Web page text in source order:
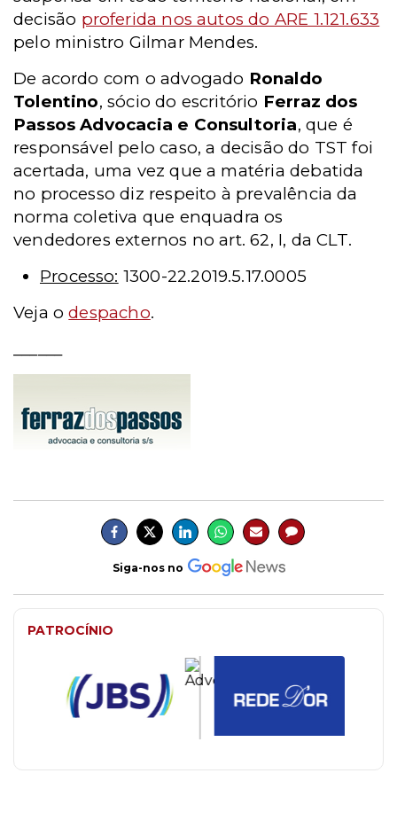
decisão proferida nos autos do ARE 1.121.633
pelo ministro Gilmar Mendes.
De acordo com o advogado Ronaldo
Tolentino, sócio do escritório Ferraz dos
Passos Advocacia e Consultoria, que é
responsável pelo caso, a decisão do TST foi
acertada, uma vez que a matéria debatida
no processo diz respeito à prevalência da
norma coletiva que enquadra os
vendedores externos no art. 62, I, da CLT.
Processo: 1300-22.2019.5.17.0005
Veja odespacho.
Siga-nos no
PATROCÍNIO